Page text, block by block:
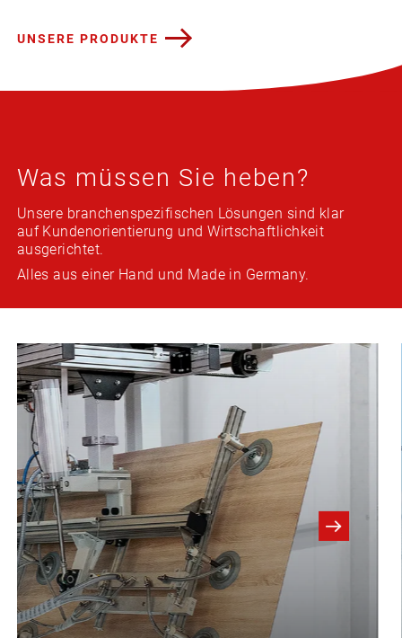
UNSERE PRODUKTE
Was müssen Sie heben?
Unsere branchenspezifischen Lösungen sind klar
auf Kundenorientierung und Wirtschaftlichkeit
ausgerichtet.
Alles aus einer Hand und Made in Germany.